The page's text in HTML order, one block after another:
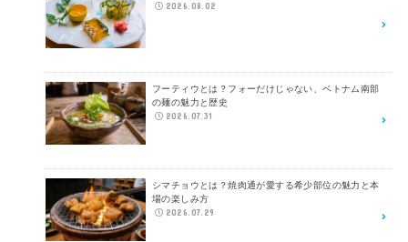
2026.08.02
フーティウとは？フォーだけじゃない、ベトナム南部
の麺の魅力と歴史
2026.07.31
シマチョウとは？焼肉通が愛する希少部位の魅力と本
場の楽しみ方
2026.07.29